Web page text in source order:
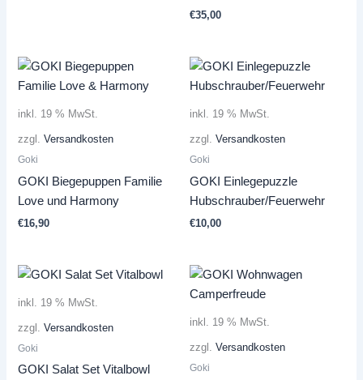
€35,00
inkl. 19 % MwSt.
zzgl.Versandkosten
Goki
GOKI Biegepuppen Familie
Love und Harmony
€16,90
inkl. 19 % MwSt.
zzgl. Versandkosten
Goki
GOKI Einlegepuzzle
Hubschrauber/Feuerwehr
€10,00
inkl. 19 % MwSt.
zzgl.Versandkosten
Goki
GOKI Salat Set Vitalbowl
inkl. 19 % MwSt.
zzgl. Versandkosten
Goki